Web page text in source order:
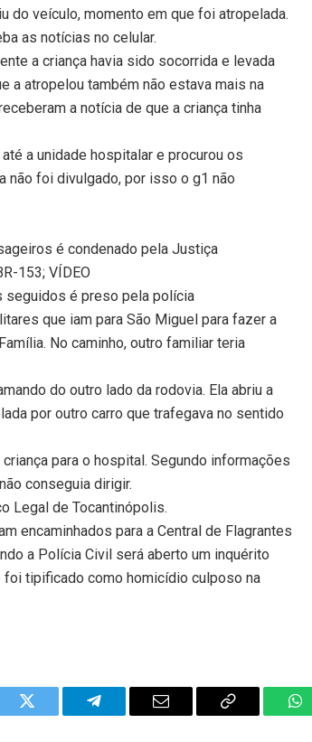
do veículo, momento em que foi atropelada.
as notícias no celular.
a criança havia sido socorrida e levada
a atropelou também não estava mais na
a notícia de que a criança tinha
a unidade hospitalar e procurou os
não foi divulgado, por isso o g1 não
é condenado pela Justiça
153; VÍDEO
seguidos é preso pela polícia
que iam para São Miguel para fazer a
No caminho, outro familiar teria
do outro lado da rodovia. Ela abriu a
por outro carro que trafegava no sentido
para o hospital. Segundo informações
conseguia dirigir.
Legal de Tocantinópolis.
encaminhados para a Central de Flagrantes
a Polícia Civil será aberto um inquérito
foi tipificado como homicídio culposo na
Twitter Telegram Email
Copy